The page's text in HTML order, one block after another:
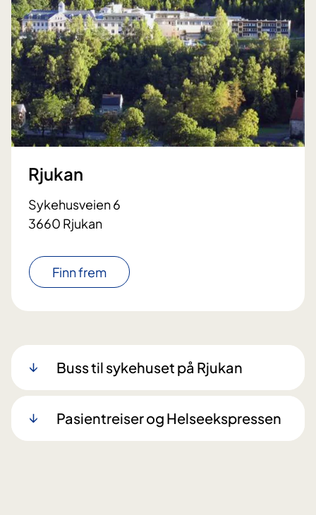
Rjukan
Sykehusveien 6
3660 Rjukan
Finn frem
Buss til sykehuset på Rjukan
Pasientreiser og Helseekspressen